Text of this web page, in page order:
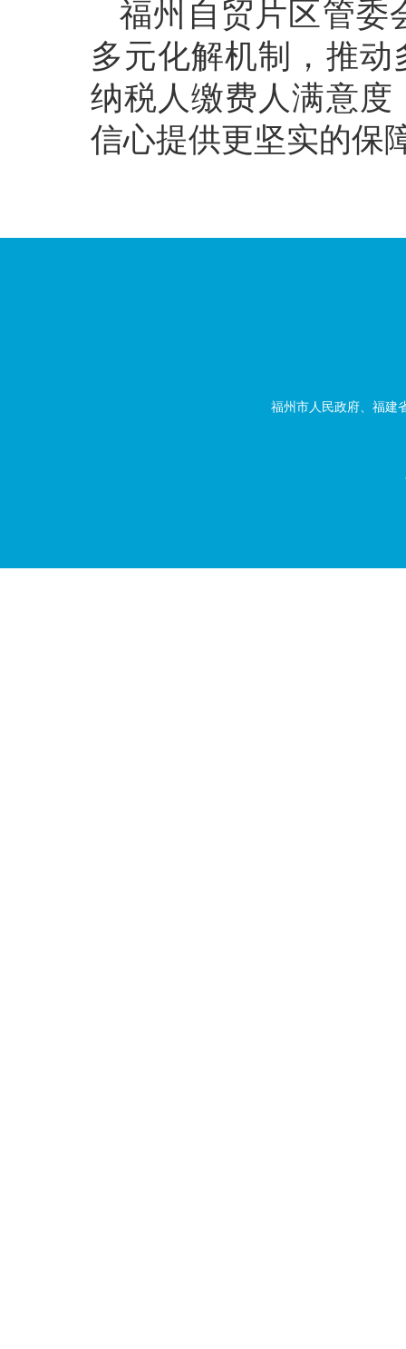
福州自贸片区管委
多元化解机制，推
纳税人缴费人满意
信心提供更坚实的保
福州市人民政府、福建